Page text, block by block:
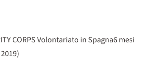
CORPS Volontariato in Spagna6 mesi